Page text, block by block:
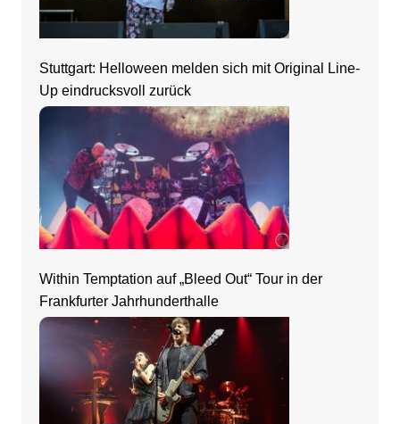
Stuttgart: Helloween melden sich mit Original Line-
Up eindrucksvoll zurück
Within Temptation auf „Bleed Out“ Tour in der
Frankfurter Jahrhunderthalle